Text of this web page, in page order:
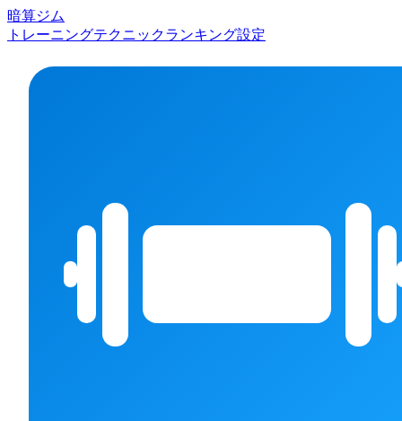
暗算ジム
トレーニングテクニックランキング設定